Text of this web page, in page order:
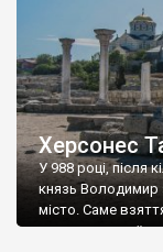
Херсонес
У 988 році, після
князь Володимир
місто. Саме
диктувати свої